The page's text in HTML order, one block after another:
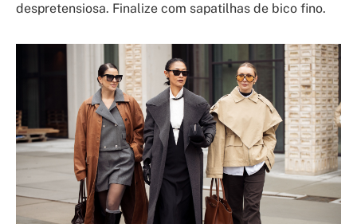
despretensiosa. Finalize com sapatilhas de bico fino.